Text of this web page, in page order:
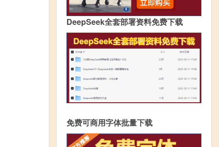
DeepSeek全套部署资料免费下载
免费可商用字体批量下载